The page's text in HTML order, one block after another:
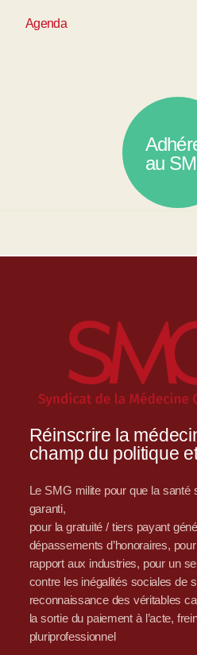
Agenda
au
Réinscrire la
champ du politique
Le SMG milite pour que la santé
garanti,
pour la gratuité / tiers payant
dépassements d’honoraires,
rapport aux industries, pour un
contre les inégalités sociales de
reconnaissance des véritables
la sortie du paiement à l’acte,
pluriprofessionnel